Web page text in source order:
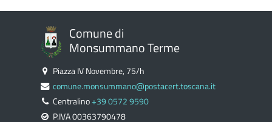
Comune di
Monsummano Terme
Piazza IV Novembre, 75/h
comune.monsummano@postacert.toscana.it
Centralino+39 0572 9590
P.IVA 00363790478